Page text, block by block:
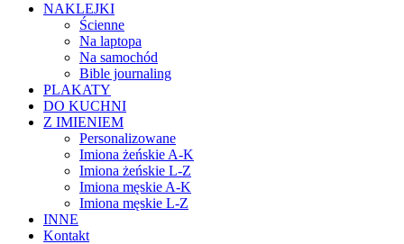
NAKLEJKI
Ścienne
Na laptopa
Na samochód
Bible journaling
PLAKATY
DO KUCHNI
Z IMIENIEM
Personalizowane
Imiona żeńskie A-K
Imiona żeńskie L-Z
Imiona męskie A-K
Imiona męskie L-Z
INNE
Kontakt